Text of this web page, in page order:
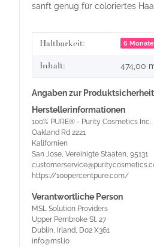
sanft genug für coloriertes
Produkteigenschaft
Wert
Haltbarkeit: 6
Inhalt: 474,00
Angaben zur Produktsicherheit
Herstellerinformationen
100% PURE® - Purity Cosmetics Inc.
Oakland Rd 2221
Kalifornien
San Jose, Vereinigte Staaten, 95131
https://100percentpure.com/
Verantwortliche Person
MSL Solution Providers
Upper Pembroke St. 27
Dublin, Irland, D02 X361
info@msl.io